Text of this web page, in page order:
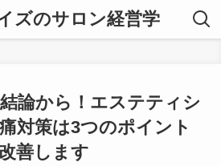
ズのサロン経営学
論から！エステティシ
対策は3つのポイント
善します